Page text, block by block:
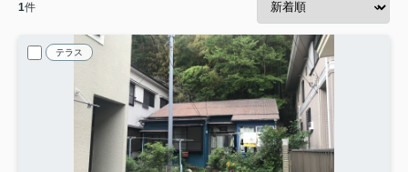
1件
テラス